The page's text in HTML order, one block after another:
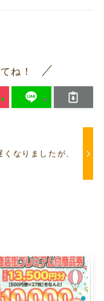
ね！
くなりましたが、